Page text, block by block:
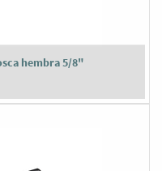
hembra 5/8"